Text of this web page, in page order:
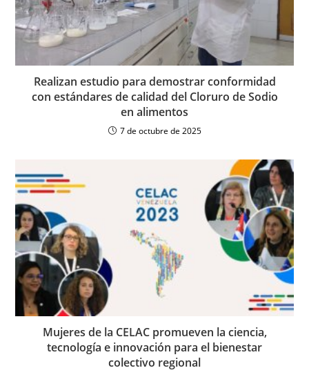
Realizan estudio para demostrar conformidad
con estándares de calidad del Cloruro de Sodio
en alimentos
7 de octubre de 2025
Mujeres de la CELAC promueven la ciencia,
tecnología e innovación para el bienestar
colectivo regional